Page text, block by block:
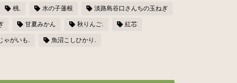
桃. 水の子蓮根 淡路島谷口さんちの玉ねぎ
甘夏みかん 秋りんご. 紅芯
ゃがいも. 魚沼こしひかり.